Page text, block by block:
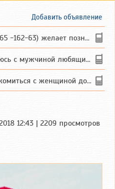
Добавить объявление
с одиноким, добродушным, без вредных ...
танцевать и петь на родном чувашском языке
до 55 лет чувашской или русской национальности дл...
12:43 | 2209 просмотров